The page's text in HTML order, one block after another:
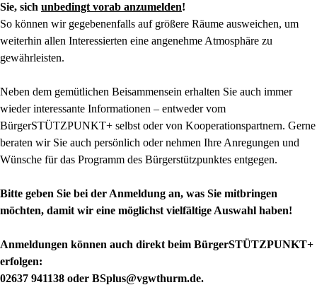
Sie, sich unbedingt vorab anzumelden!
So können wir gegebenenfalls auf größere Räume ausweichen, um
weiterhin allen Interessierten eine angenehme Atmosphäre zu
gewährleisten.
Neben dem gemütlichen Beisammensein erhalten Sie auch immer
wieder interessante Informationen – entweder vom
BürgerSTÜTZPUNKT+ selbst oder von Kooperationspartnern. Gerne
beraten wir Sie auch persönlich oder nehmen Ihre Anregungen und
Wünsche für das Programm des Bürgerstützpunktes entgegen.
Bitte geben Sie bei der Anmeldung an, was Sie mitbringen
möchten, damit wir eine möglichst vielfältige Auswahl haben!
Anmeldungen können auch direkt beim BürgerSTÜTZPUNKT+
erfolgen:
02637 941138 oder BSplus@vgwthurm.de.